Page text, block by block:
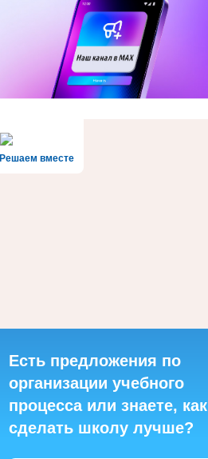
Решаем вместе
Есть предложения по
организации учебного
процесса или знаете, как
сделать школу лучше?